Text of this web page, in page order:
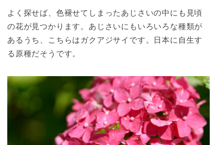
よく探せば、色褪せてしまったあじさいの中にも見頃
の花が見つかります。あじさいにもいろいろな種類が
あるうち、こちらはガクアジサイです。日本に自生す
る原種だそうです。